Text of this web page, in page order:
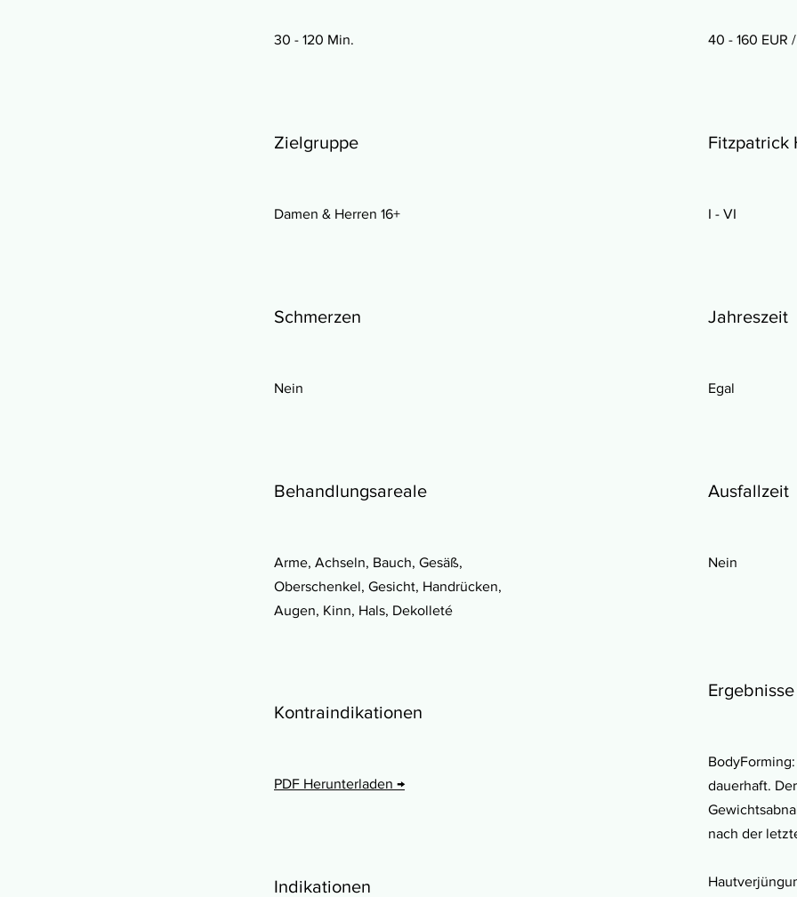
30 - 120 Min.
Zielgruppe
Damen & Herren 16+
Schmerzen
Nein
Behandlungsareale
Arme, Achseln, Bauch, Gesäß,
Oberschenkel, Gesicht, Handrücken,
Augen, Kinn, Hals, Dekolleté
Kontraindikationen
PDF Herunterladen →
Indikationen
40 - 160 EUR
Fitzpatrick
I - VI
Jahreszeit
Egal
Ausfallzeit
Nein
Ergebnisse
dauerhaft.
nach der